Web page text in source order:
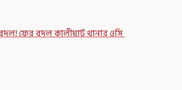
ফের বদল কালীঘাট থানার ওসি